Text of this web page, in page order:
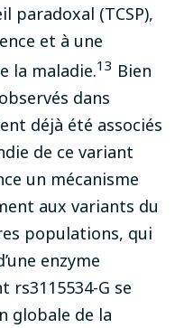
paradoxal (TCSP),
et à une
la maladie.13 Bien
observés dans
déjà été associés
de ce variant
un mécanisme
aux variants du
populations, qui
enzyme
rs3115534-G se
globale de la